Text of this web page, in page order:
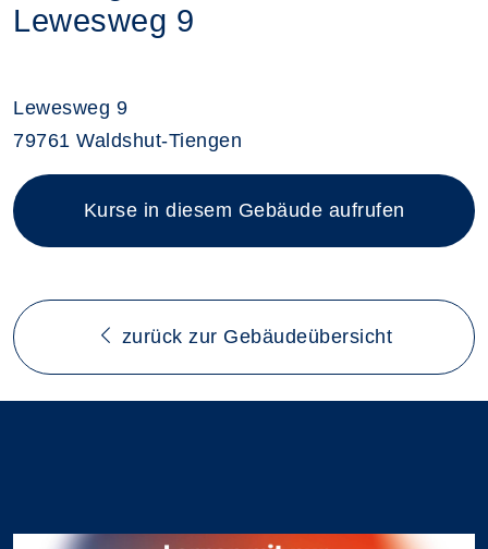
Lewesweg 9
Lewesweg 9
79761 Waldshut-Tiengen
Kurse in diesem Gebäude aufrufen
zurück zur Gebäudeübersicht